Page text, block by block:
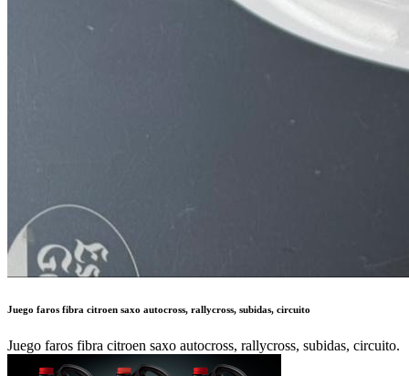
Juego faros fibra citroen saxo autocross, rallycross, subidas, circuito
Juego faros fibra citroen saxo autocross, rallycross, subidas, circuito.